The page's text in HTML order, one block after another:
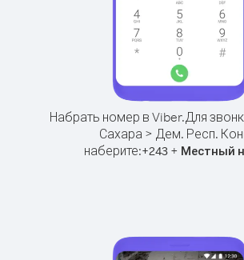
Набрать номер в Viber.Для
Сахара > Дем. Респ.
наберите:+243 + Местный